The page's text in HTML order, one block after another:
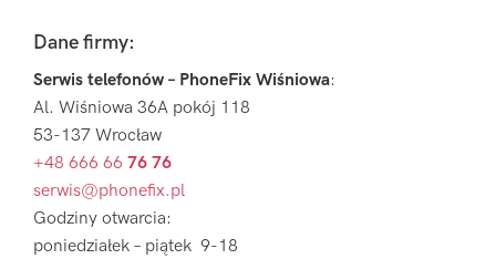
FooterDane firmy:
Serwis telefonów – PhoneFix Wiśniowa:
Al. Wiśniowa 36A pokój 118
53-137 Wrocław
+48 666 66 76 76
serwis@phonefix.pl
Godziny otwarcia:
poniedziałek – piątek 9-18